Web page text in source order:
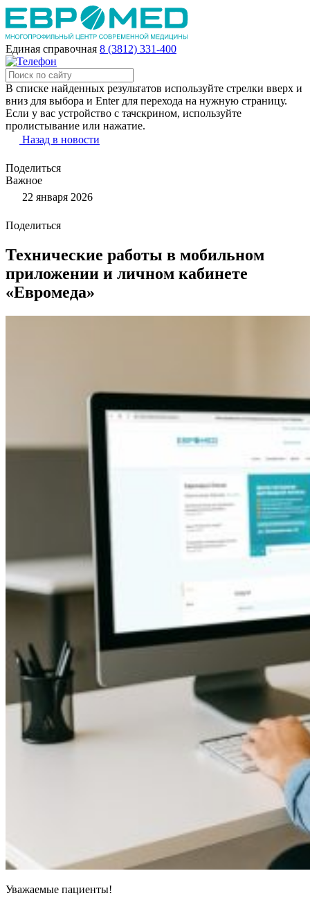
Единая справочная 8 (3812) 331-400
В списке найденных результатов используйте стрелки вверх и
вниз для выбора и Enter для перехода на нужную страницу.
Если у вас устройство с тачскрином, используйте
пролистывание или нажатие.
Назад в новости
Поделиться
Важное
22 января 2026
Поделиться
Технические работы в мобильном
приложении и личном кабинете
«Евромеда»
Уважаемые пациенты!